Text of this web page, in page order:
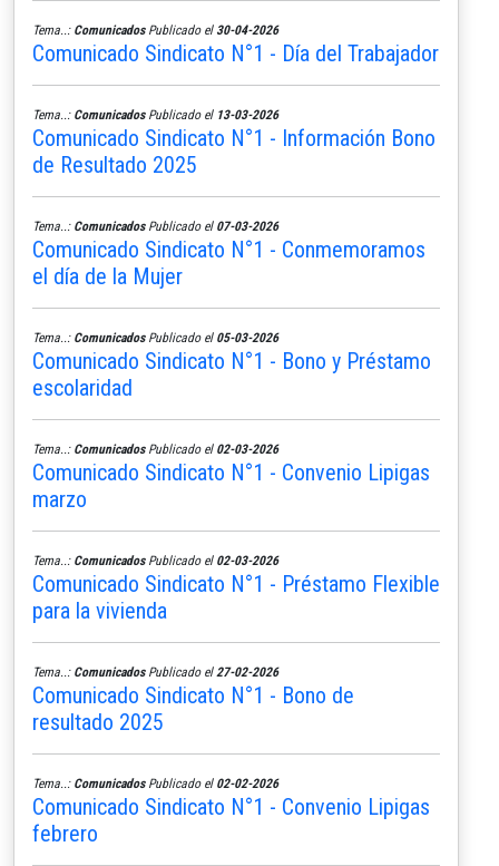
Tema..: ComunicadosPublicado el 30-04-2026
Comunicado Sindicato N°1 - Día del Trabajador
Tema..: ComunicadosPublicado el 13-03-2026
Comunicado Sindicato N°1 - Información Bono
de Resultado 2025
Tema..: ComunicadosPublicado el 07-03-2026
Comunicado Sindicato N°1 - Conmemoramos
el día de la Mujer
Tema..: ComunicadosPublicado el 05-03-2026
Comunicado Sindicato N°1 - Bono y Préstamo
escolaridad
Tema..: ComunicadosPublicado el 02-03-2026
Comunicado Sindicato N°1 - Convenio Lipigas
marzo
Tema..: ComunicadosPublicado el 02-03-2026
Comunicado Sindicato N°1 - Préstamo Flexible
para la vivienda
Tema..: ComunicadosPublicado el 27-02-2026
Comunicado Sindicato N°1 - Bono de
resultado 2025
Tema..: ComunicadosPublicado el 02-02-2026
Comunicado Sindicato N°1 - Convenio Lipigas
febrero